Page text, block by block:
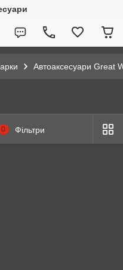
Автоаксесуари Great
0 Фільтри